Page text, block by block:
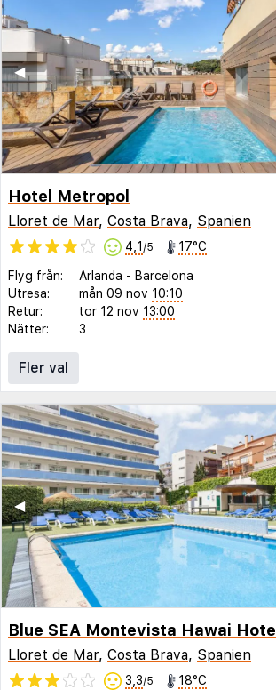
◀︎
Hotel Metropol
Lloret de Mar, Costa Brava, Spanien
4,1 /5 17°C
Flyg från: Arlanda - Barcelona
Utresa:
mån 09 nov 10:10
Retur:
tor 12 nov 13:00
Nätter:
3
Fler val
◀︎
Blue SEA Montevista Hawai Hotel
Lloret de Mar, Costa Brava, Spanien
3,3/5 18°C